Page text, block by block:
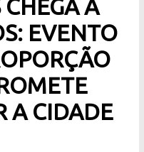
A
EVENTO
A CIDADE